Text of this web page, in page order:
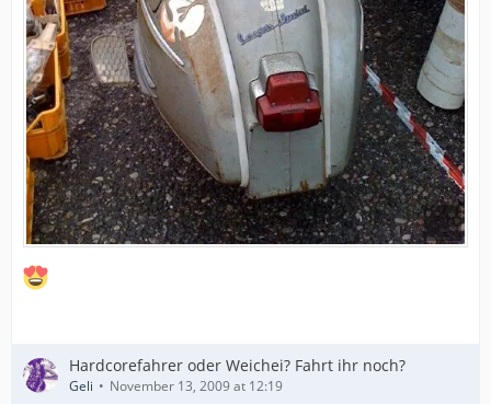
Hardcorefahrer oder Weichei? Fahrt ihr noch?
Geli November 13, 2009 at 12:19